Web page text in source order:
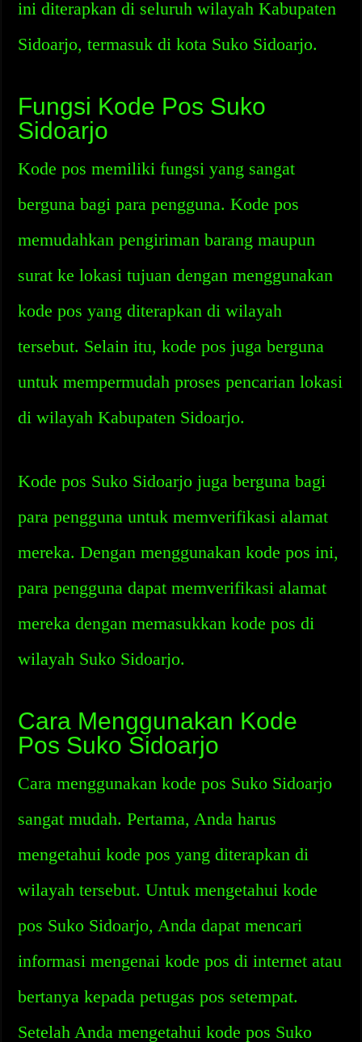
ini diterapkan di seluruh wilayah Kabupaten
Sidoarjo, termasuk di kota Suko Sidoarjo.
Fungsi Kode Pos Suko
Sidoarjo
Kode pos memiliki fungsi yang sangat
berguna bagi para pengguna. Kode pos
memudahkan pengiriman barang maupun
surat ke lokasi tujuan dengan menggunakan
kode pos yang diterapkan di wilayah
tersebut. Selain itu, kode pos juga berguna
untuk mempermudah proses pencarian lokasi
di wilayah Kabupaten Sidoarjo.
Kode pos Suko Sidoarjo juga berguna bagi
para pengguna untuk memverifikasi alamat
mereka. Dengan menggunakan kode pos ini,
para pengguna dapat memverifikasi alamat
mereka dengan memasukkan kode pos di
wilayah Suko Sidoarjo.
Cara Menggunakan Kode
Pos Suko Sidoarjo
Cara menggunakan kode pos Suko Sidoarjo
sangat mudah. Pertama, Anda harus
mengetahui kode pos yang diterapkan di
wilayah tersebut. Untuk mengetahui kode
pos Suko Sidoarjo, Anda dapat mencari
informasi mengenai kode pos di internet atau
bertanya kepada petugas pos setempat.
Setelah Anda mengetahui kode pos Suko